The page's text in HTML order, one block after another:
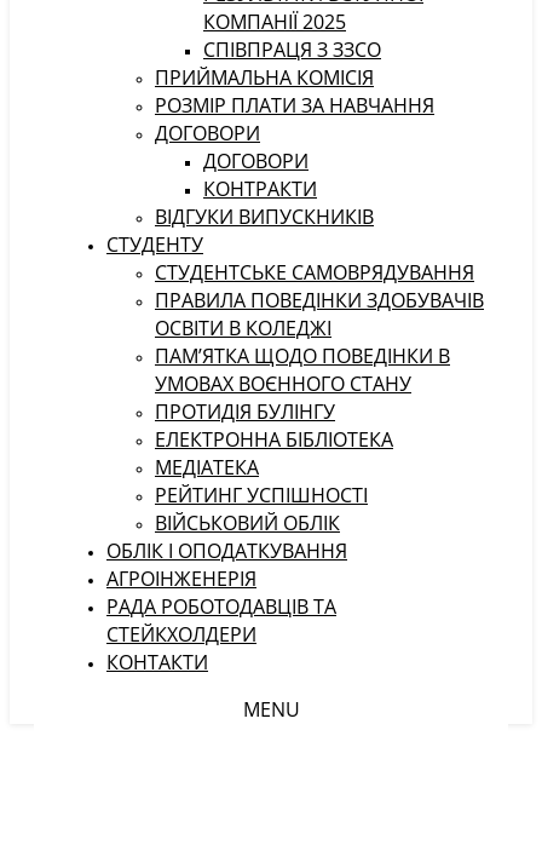
КОМПАНІЇ 2025
СПІВПРАЦЯ З ЗЗСО
ПРИЙМАЛЬНА КОМІСІЯ
РОЗМІР ПЛАТИ ЗА НАВЧАННЯ
ДОГОВОРИ
ДОГОВОРИ
КОНТРАКТИ
ВІДГУКИ ВИПУСКНИКІВ
СТУДЕНТУ
CТУДЕНТСЬКЕ САМОВРЯДУВАННЯ
ПРАВИЛА ПОВЕДІНКИ ЗДОБУВАЧІВ
ОСВІТИ В КОЛЕДЖІ
ПАМ’ЯТКА ЩОДО ПОВЕДІНКИ В
УМОВАХ ВОЄННОГО СТАНУ
ПРОТИДІЯ БУЛІНГУ
ЕЛЕКТРОННА БІБЛІОТЕКА
МЕДІАТЕКА
РЕЙТИНГ УСПІШНОСТІ
ВІЙСЬКОВИЙ ОБЛІК
ОБЛІК І ОПОДАТКУВАННЯ
АГРОІНЖЕНЕРІЯ
РАДА РОБОТОДАВЦІВ ТА
СТЕЙКХОЛДЕРИ
КОНТАКТИ
MENU